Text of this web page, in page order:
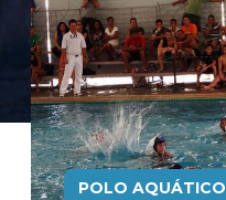
POLO AQUÁTICO